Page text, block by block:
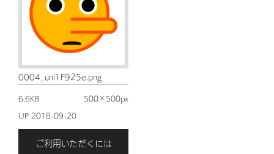
0004_uni1F925e.png
6.6KB
500×500px
UP 2018-09-20
ご利用いただくには